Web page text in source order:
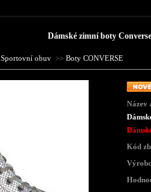
Dámské zimní boty Converse
Sportovní obuv >> Boty CONVERSE
Název
Kód